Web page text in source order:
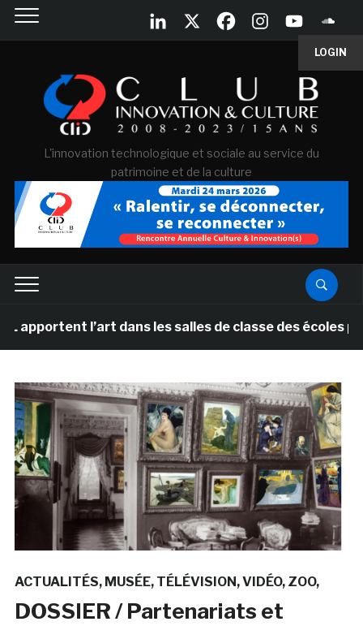
LOGIN
L'innovation technologique et sociale au service du
patrimoine et de la culture
l’art dans les salles de classe des écoles primaires
ACTUALITÉS MUSÉE TÉLÉVISION VIDÉO ZOO
DOSSIER / Partenariats et